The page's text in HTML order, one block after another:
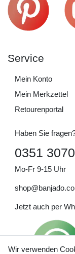
Service
Mein Konto
Mein Merkzettel
Retourenportal
Haben Sie
0351
Mo-Fr 9-15 Uhr
Jetzt auch per
Wir verwenden